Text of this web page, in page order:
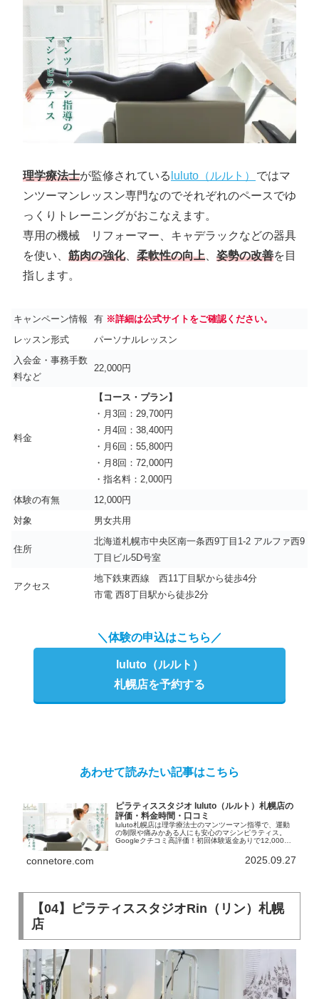
理学療法士が監修されている luluto（ルルト）
ではマ
ンツーマンレッスン専門なのでそれぞれのペースでゆ
っくりトレーニングがおこなえます。
専用の機械 リフォーマー、キャデラックなどの器具
を使い、 筋肉の強化、 柔軟性の向上 姿勢の改善を目
指します。
キャンペーン情報 有 ※詳細は公式サイトをご確認ください。
レッスン形式
パーソナルレッスン
入会金・事務手数
料など
22,000円
料金
【コース・プラン】
・月3回：29,700円
・月4回：38,400円
・月6回：55,800円
・月8回：72,000円
・指名料：2,000円
体験の有無
12,000円
対象
男女共用
住所
北海道札幌市中央区南一条西9丁目1-2 アルファ西9
丁目ビル5D号室
アクセス
地下鉄東西線 西11丁目駅から徒歩4分
市電 西8丁目駅から徒歩2分
＼体験の申込はこちら／
luluto（ルルト）
札幌店を予約する
あわせて読みたい記事はこちら
ピラティススタジオ luluto（ルルト）札幌店の
評価・料金時間・口コミ
luluto札幌店は理学療法士のマンツーマン指導で、運動
の制限や痛みかある人にも安心のマシンピラティス。
Googleクチコミ高評価！初回体験返金ありで12,000円
connetore.com 2025.09.27
【04】ピラティススタジオRin（リン）札幌
店